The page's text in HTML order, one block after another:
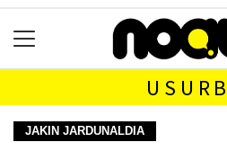
JAKIN JARDUNALDIA